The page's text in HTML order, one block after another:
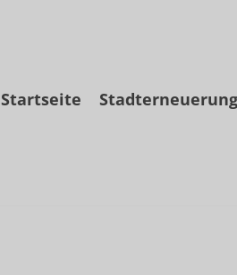
Skip
to
Startseite Stadterneuerung